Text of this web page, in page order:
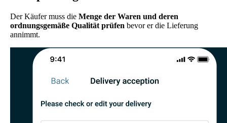
Der Käufer muss die Menge der Waren und deren
ordnungsgemäße Qualität prüfen bevor er die Lieferung
annimmt.